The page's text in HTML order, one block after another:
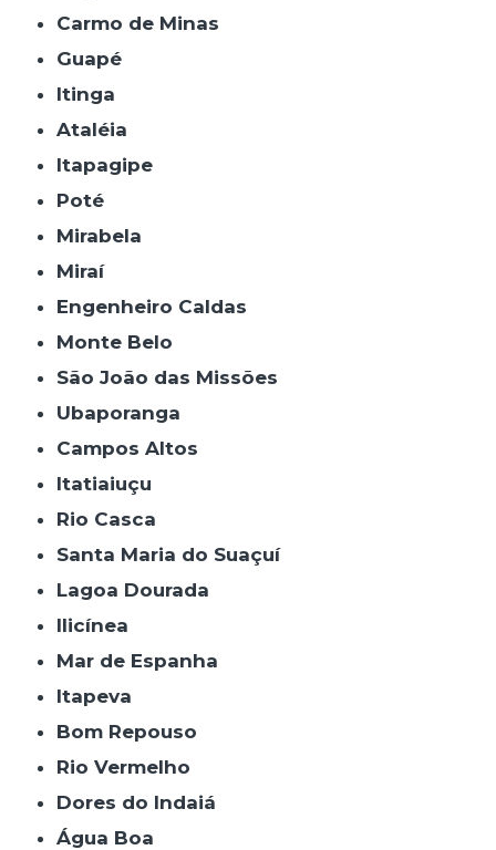
Carmo de Minas
Guapé
Itinga
Ataléia
Itapagipe
Poté
Mirabela
Miraí
Engenheiro Caldas
Monte Belo
São João das Missões
Ubaporanga
Campos Altos
Itatiaiuçu
Rio Casca
Santa Maria do Suaçuí
Lagoa Dourada
Ilicínea
Mar de Espanha
Itapeva
Bom Repouso
Rio Vermelho
Dores do Indaiá
Água Boa